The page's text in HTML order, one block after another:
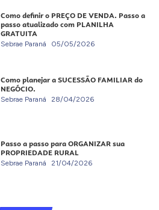
Como definir o PREÇO DE VENDA. Passo a
passo atualizado com PLANILHA
GRATUITA
Sebrae Paraná 05/05/2026
Como planejar a SUCESSÃO FAMILIAR do
NEGÓCIO.
Sebrae Paraná 28/04/2026
Passo a passo para ORGANIZAR sua
PROPRIEDADE RURAL
Sebrae Paraná 21/04/2026